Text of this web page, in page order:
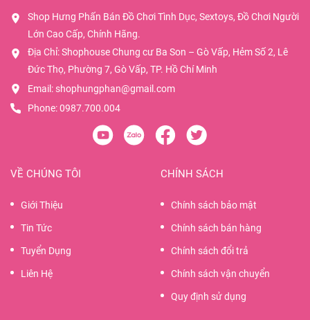
Shop Hưng Phấn Bán Đồ Chơi Tình Dục, Sextoys, Đồ Chơi Người
Lớn Cao Cấp, Chính Hãng.
Địa Chỉ: Shophouse Chung cư Ba Son – Gò Vấp, Hẻm Số 2, Lê
Đức Thọ, Phường 7, Gò Vấp, TP. Hồ Chí Minh
Email: shophungphan@gmail.com
Phone:0987.700.004
VỀ CHÚNG TÔI
Giới Thiệu
Tin Tức
Tuyển Dụng
Liên Hệ
CHÍNH SÁCH
Chính sách bảo mật
Chính sách bán hàng
Chính sách đổi trả
Chính sách vận chuyển
Quy định sử dụng